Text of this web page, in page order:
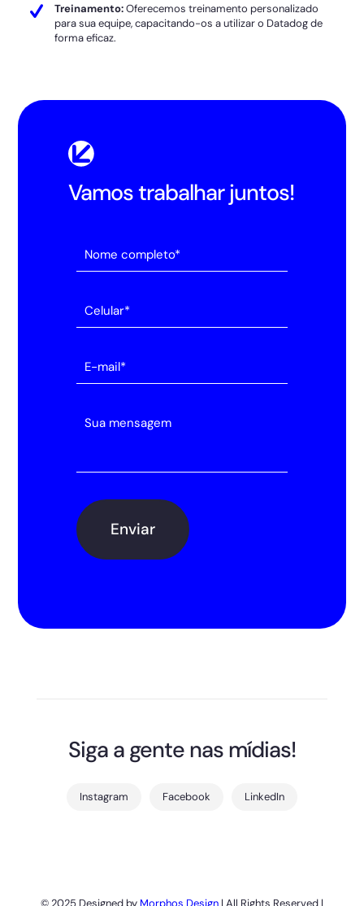
Treinamento:Oferecemos treinamento personalizado
para sua equipe, capacitando-os a utilizar o Datadog de
forma eficaz.
Vamos trabalhar juntos!
Siga a gente nas mídias!
Instagram Facebook LinkedIn
© 2025 Designed by Morphos Design | All Rights Reserved |